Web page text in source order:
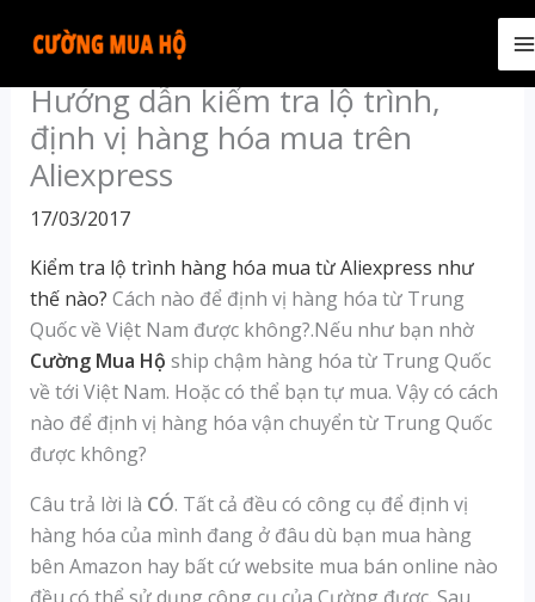
Hướng dẫn kiểm tra lộ trình,
định vị hàng hóa mua trên
Aliexpress
17/03/2017
Kiểm tra lộ trình hàng hóa mua từ Aliexpress như
thế nào? Cách nào để định vị hàng hóa từ Trung
Quốc về Việt Nam được không?.Nếu như bạn nhờ
Cường Mua Hộ ship chậm hàng hóa từ Trung Quốc
về tới Việt Nam. Hoặc có thể bạn tự mua. Vậy có cách
nào để định vị hàng hóa vận chuyển từ Trung Quốc
được không?
Câu trả lời là CÓ. Tất cả đều có công cụ để định vị
hàng hóa của mình đang ở đâu dù bạn mua hàng
bên Amazon hay bất cứ website mua bán online nào